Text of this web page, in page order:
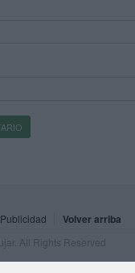
Publicidad Volver arriba